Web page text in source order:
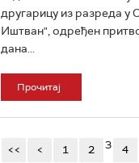
другарицу из разреда
Иштван", одређен
дана...
Прочитај
<< < 1 2 3 4